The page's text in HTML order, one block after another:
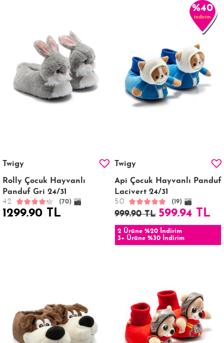
Twigy
Rolly Çocuk Hayvanlı
Panduf Gri 24/31
4.2 (70)
1299.90 TL
%40
indirim
Twigy
Api Çocuk Hayvanlı Panduf
Lacivert 24/31
5.0 (19)
999.90 TL 599.94 TL
2 Ürüne %20 İndirim
3+ Ürüne %30 İndirim